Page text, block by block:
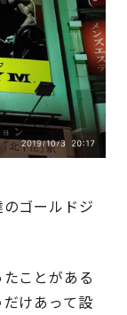
ゴールドジ
ことがある
けあって設